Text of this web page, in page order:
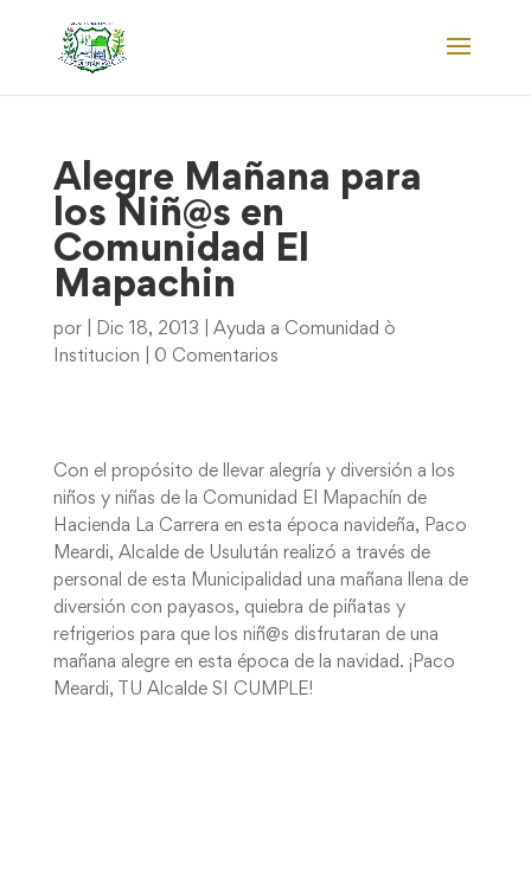
Alegre Mañana para
los Niñ@s en
Comunidad El
Mapachin
por Dic 18, 2013
Ayuda a Comunidad ò
Institucion
0 Comentarios
Con el propósito de llevar alegría y diversión a los
niños y niñas de la Comunidad El Mapachín de
Hacienda La Carrera en esta época navideña, Paco
Meardi, Alcalde de Usulután realizó a través de
personal de esta Municipalidad una mañana llena de
diversión con payasos, quiebra de piñatas y
refrigerios para que los niñ@s disfrutaran de una
mañana alegre en esta época de la navidad. ¡Paco
Meardi, TU Alcalde SI CUMPLE!